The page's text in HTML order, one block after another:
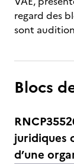
regard des
sont
Blocs
juridiques
d’une